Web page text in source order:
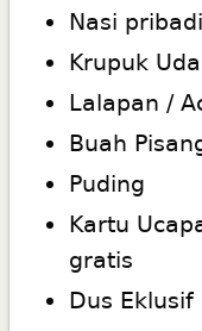
Nasi
Krupuk
Lalapan /
Buah
Puding
Kartu
gratis
Dus